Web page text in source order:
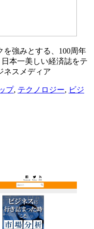
強みとする、100周年
本一美しい経済誌をテ
ネスメディア
プ, テクノロジー, ビジ